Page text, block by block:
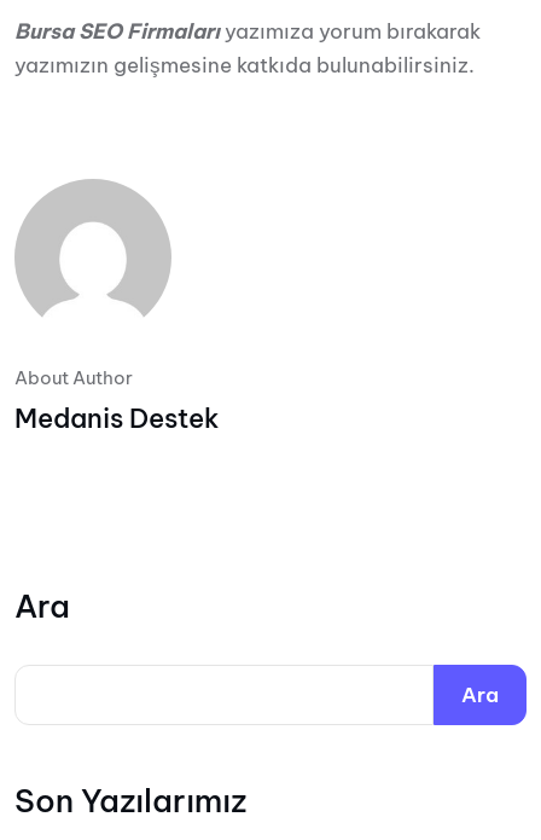
Bursa SEO Firmalarıyazımıza yorum bırakarak
yazımızın gelişmesine katkıda bulunabilirsiniz.
About Author
Medanis Destek
Ara
Ara
Son Yazılarımız